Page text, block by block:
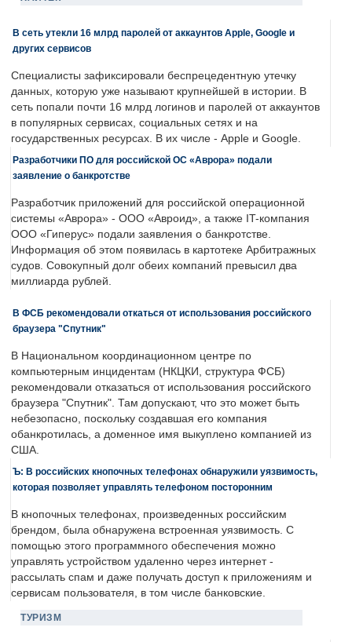
В сеть утекли 16 млрд паролей от аккаунтов Apple, Google и
других сервисов
Специалисты зафиксировали беспрецедентную утечку
данных, которую уже называют крупнейшей в истории. В
сеть попали почти 16 млрд логинов и паролей от аккаунтов
в популярных сервисах, социальных сетях и на
государственных ресурсах. В их числе - Apple и Google.
Разработчики ПО для российской ОС «Аврора» подали
заявление о банкротстве
Разработчик приложений для российской операционной
системы «Аврора» - ООО «Авроид», а также IT-компания
ООО «Гиперус» подали заявления о банкротстве.
Информация об этом появилась в картотеке Арбитражных
судов. Совокупный долг обеих компаний превысил два
миллиарда рублей.
В ФСБ рекомендовали откаться от использования российского
браузера "Спутник"
В Национальном координационном центре по
компьютерным инцидентам (НКЦКИ, структура ФСБ)
рекомендовали отказаться от использования российского
браузера "Спутник". Там допускают, что это может быть
небезопасно, поскольку создавшая его компания
обанкротилась, а доменное имя выкуплено компанией из
США.
Ъ: В российских кнопочных телефонах обнаружили уязвимость,
которая позволяет управлять телефоном посторонним
В кнопочных телефонах, произведенных российским
брендом, была обнаружена встроенная уязвимость. С
помощью этого программного обеспечения можно
управлять устройством удаленно через интернет -
рассылать спам и даже получать доступ к приложениям и
сервисам пользователя, в том числе банковские.
ТУРИЗМ